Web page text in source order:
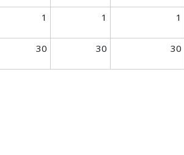
1
1
1
30
30
30